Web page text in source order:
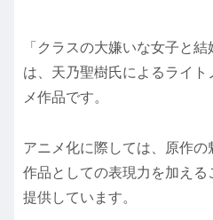
「クラスの大嫌いな女子と結
は、天乃聖樹氏によるライ
メ作品です。
アニメ化に際しては、原作
作品としての表現力を加える
提供しています。